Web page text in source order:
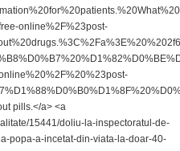
online%2F%23post-
pills.</a> <a
15441/doliu-la-inspectoratul-de-
popa-a-incetat-din-viata-la-doar-40-